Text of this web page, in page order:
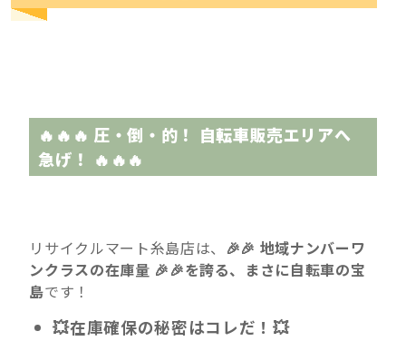
🔥🔥🔥 圧・倒・的！ 自転車販売エリアへ
急げ！ 🔥🔥🔥
リサイクルマート糸島店は、 🎉🎉 地域ナンバーワ
ンクラスの在庫量 🎉🎉を誇る、まさに自転車の宝
島です！
💥在庫確保の秘密はコレだ！💥